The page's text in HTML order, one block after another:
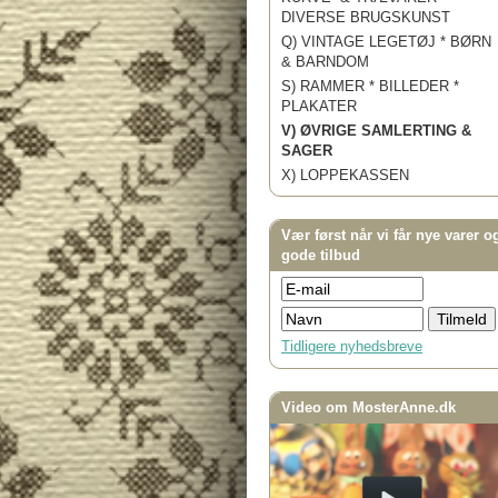
DIVERSE BRUGSKUNST
Q) VINTAGE LEGETØJ * BØRN
& BARNDOM
S) RAMMER * BILLEDER *
PLAKATER
V) ØVRIGE SAMLERTING &
SAGER
X) LOPPEKASSEN
Vær først når vi får nye varer
gode tilbud
Tidligere nyhedsbreve
Video om MosterAnne.dk